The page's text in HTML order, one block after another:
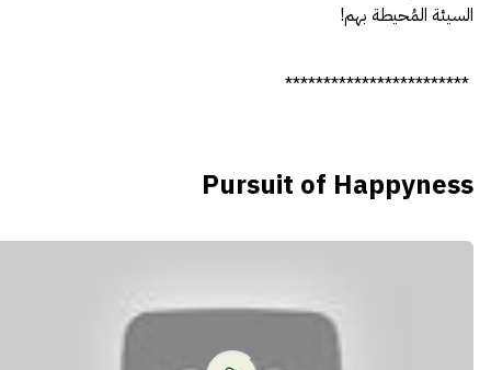
السيئة المُحيطة بهم!
************************
Pursuit of Happyness